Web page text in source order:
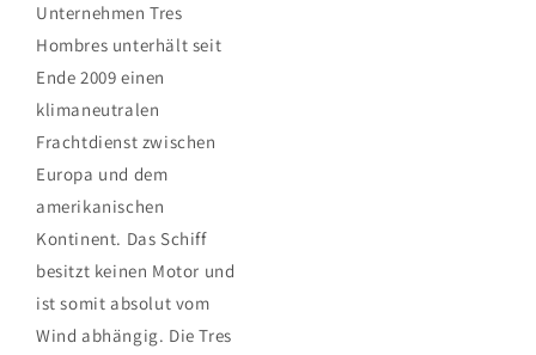
Unternehmen Tres
Hombres unterhält seit
Ende 2009 einen
klimaneutralen
Frachtdienst zwischen
Europa und dem
amerikanischen
Kontinent. Das Schiff
besitzt keinen Motor und
ist somit absolut vom
Wind abhängig. Die Tres